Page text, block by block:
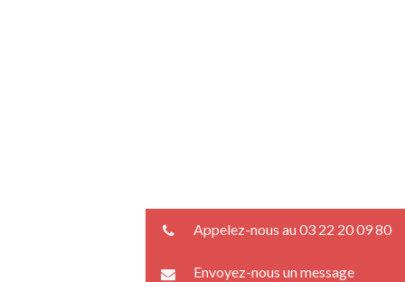
Appelez-nous au 03 22 20 09 80
Envoyez-nous un message